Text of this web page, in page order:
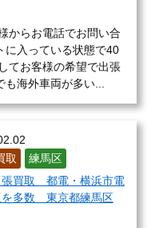
からお電話でお問い合
に入っている状態で40
てお客様の希望で出張
海外車両が多い...
取
練馬区
張買取 都電・横浜市電
を多数 東京都練馬区